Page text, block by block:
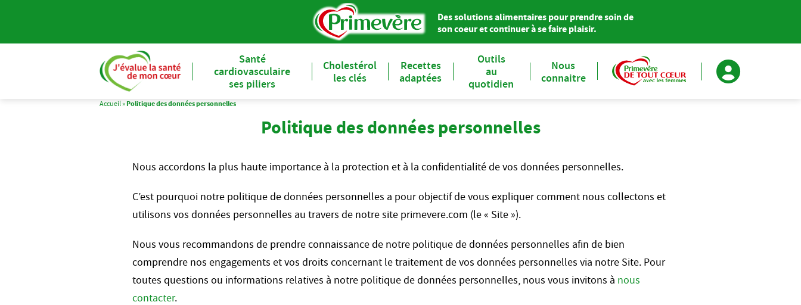
Des solutions alimentaires pour prendre soin de
son coeur et continuer à se faire plaisir.
Santé
cardiovasculaire
ses piliers
Cholestérol
les clés
Recettes
adaptées
Outils
au
quotidien
Nous
connaitre
Accueil» Politique des données personnelles
Politique des données personnelles
Nous accordons la plus haute importance à la protection et à la confidentialité de vos données personnelles.
C’est pourquoi notre politique de données personnelles a pour objectif de vous expliquer comment nous collectons et
utilisons vos données personnelles au travers de notre site primevere.com (le « Site »).
Nous vous recommandons de prendre connaissance de notre politique de données personnelles afin de bien
comprendre nos engagements et vos droits concernant le traitement de vos données personnelles via notre Site. Pour
toutes questions ou informations relatives à notre politique de données personnelles, nous vous invitons à nous
contacter.